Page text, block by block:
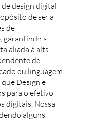
design digital
de ser a
de
garantindo a
aliada à alta
de
ou linguagem
Design e
para o efetivo
digitais. Nossa
alguns